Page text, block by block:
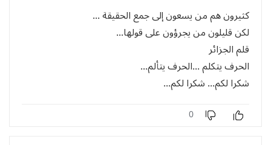
كثيرون هم من يسعون إلى جمع الحقيقة ...
لكن قليلون من يجرؤون على قولها...
قلم الجزائر
الحرف يتكلم ...الحرف يتألم...
شكرا لكم... شكرا لكم...
0